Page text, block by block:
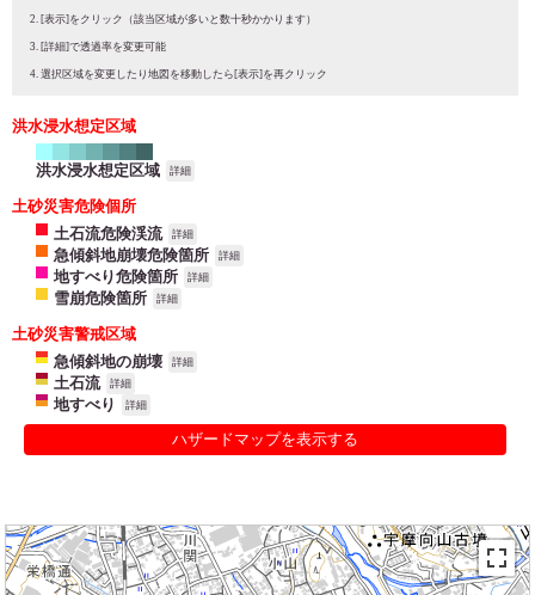
[表示]をクリック（該当区域が多いと数十秒かかります）
[詳細]で透過率を変更可能
選択区域を変更したり地図を移動したら[表示]を再クリック
洪水浸水想定区域
洪水浸水想定区域 詳細
土砂災害危険個所
土石流危険渓流
詳細
急傾斜地崩壊危険箇所 詳細
地すべり危険箇所 詳細
雪崩危険箇所 詳細
土砂災害警戒区域
急傾斜地の崩壊
詳細
土石流 詳細
地すべり 詳細
ハザードマップを表示する